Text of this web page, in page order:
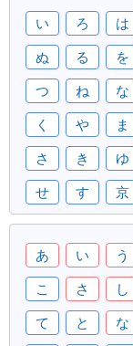
い ろ は
ぬ る を
つ ね な
く や ま
さ き ゆ
せ す 京
あ い う
こ さ し
て と な